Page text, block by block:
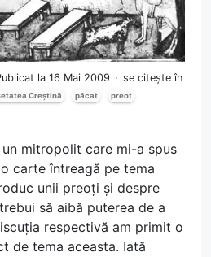
la 16 Mai 2009
se citește în
Creștină păcat preot
mitropolit care mi-a spus
carte întreagă pe tema
unii preoți și despre
să aibă puterea de a
respectivă am primit o
de tema aceasta. Iată